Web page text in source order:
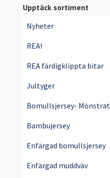
Upptäck sortiment
Nyheter
REA!
REA färdigklippta bitar
Jultyger
Bomullsjersey- Mönstrat
Bambujersey
Enfärgad bomullsjersey
Enfärgad muddväv